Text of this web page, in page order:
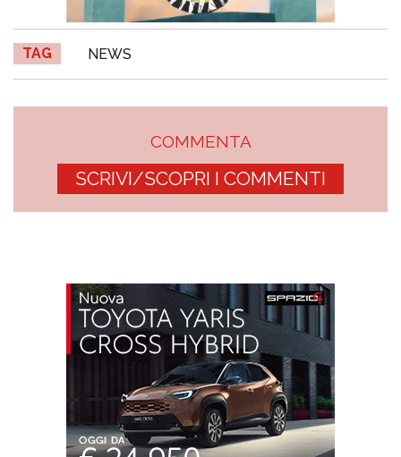
TAG NEWS
COMMENTA
SCRIVI/SCOPRI I COMMENTI